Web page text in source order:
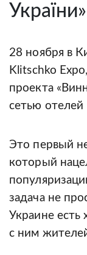
28 ноября в
Klitschko
проекта
сетью отелей
Это первый
который
задача не
Украине есть
с ним